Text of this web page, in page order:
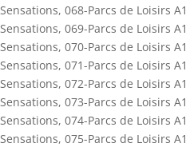
Sensations, 068-Parcs de Loisirs A1
Sensations, 069-Parcs de Loisirs A1
Sensations, 070-Parcs de Loisirs A1
Sensations, 071-Parcs de Loisirs A1
Sensations, 072-Parcs de Loisirs A1
Sensations, 073-Parcs de Loisirs A1
Sensations, 074-Parcs de Loisirs A1
Sensations, 075-Parcs de Loisirs A1